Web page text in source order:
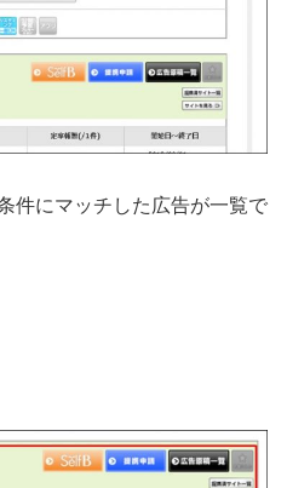
件にマッチした広告が一覧で